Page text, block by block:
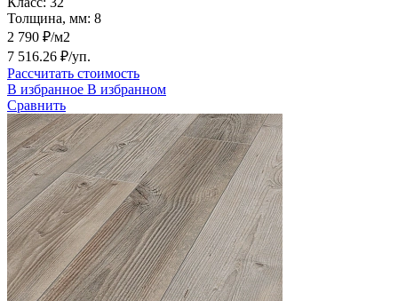
Толщина, мм: 8
2 790 ₽/м2
7 516.26 ₽/уп.
Рассчитать стоимость
В избранное В избранном
Сравнить